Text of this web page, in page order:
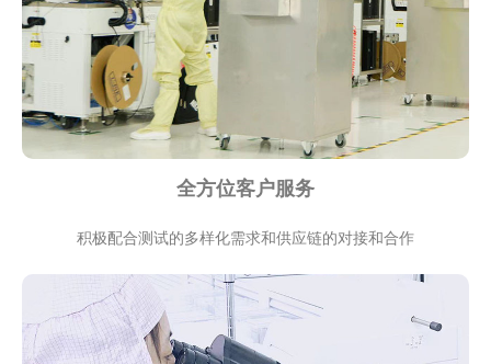
全方位客户服务
积极配合测试的多样化需求和供应链的对接和合作